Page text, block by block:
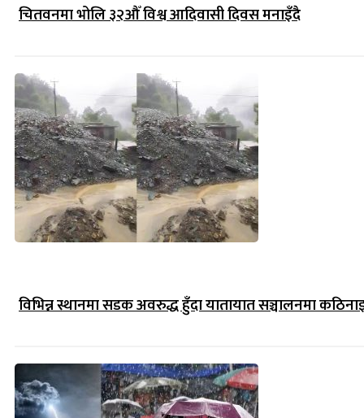
चितवनमा भोलि ३२औँ विश्व आदिवासी दिवस मनाइँदै
विभिन्न स्थानमा सडक अवरुद्ध हुँदा यातायात सञ्चालनमा